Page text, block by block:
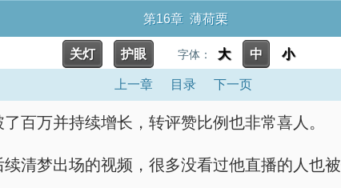
第16章 薄荷栗
关灯 护眼 字体： 大 中 小
上一章 目录 下一页
百万并持续增长，转评赞比例也非常喜人。
清梦出场的视频，很多没看过他直播的人也被